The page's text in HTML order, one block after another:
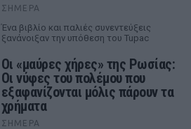
ΣΉΜΕΡΑ
Ένα βιβλίο και παλιές συνεντεύξεις
ξανάνοιξαν την υπόθεση του Tupac
Οι «μαύρες χήρες» της Ρωσίας:
Οι νύφες του πολέμου που
εξαφανίζονται μόλις πάρουν τα
χρήματα
ΣΉΜΕΡΑ